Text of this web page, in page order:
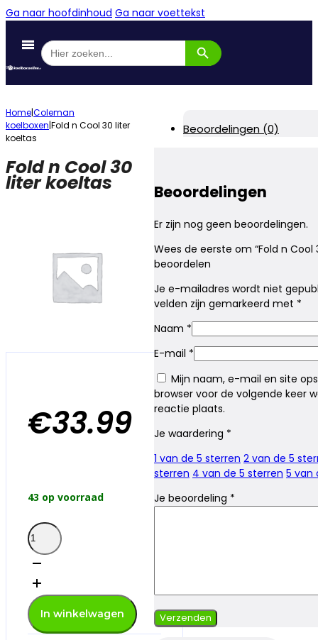
Ga naar hoofdinhoud Ga naar voettekst
Zoek
naar:
Zoekknop
Home|Coleman
koelboxen|Fold n Cool 30 liter
koeltas
Fold n Cool 30
liter koeltas
€33.99
43 op voorraad
Fold
n
Cool
30
liter
koeltas
aantal
In winkelwagen
Beoordelingen (0)
Beoordelingen
Er zijn nog geen beoordelingen.
Wees de eerste om “Fold n Cool
beoordelen
Je e-mailadres wordt niet
velden zijn gemarkeerd met *
Naam *
E-mail *
Mijn naam, e-mail en site
browser voor de volgende keer
reactie plaats.
Je waardering *
1 van de 5 sterren 2 van de 5
sterren 4 van de 5 sterren 5 van
Je beoordeling *